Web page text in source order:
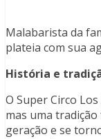
Malabarista da
plateia com sua
História e
O Super Circo
mas uma
geração e se